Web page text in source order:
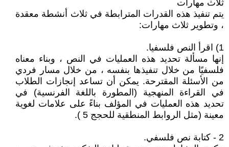
ثلاث مهارات
يتم تنفيذ هذه القدرات المترابطة في ثلاث أنشطة معقدة
، وتطوير ثلاث مهارات:
1) اقرأ النص فلسفيا.
إنها مسألة تحديد هذه العمليات في النص ، وبناء معناه
فلسفيًا من خلال تنفيذها بنفسه ، من خلال مسار فردي
من الأسئلة المقترحة. يمكن أن تساعد إنجازات الطلاب
في القراءة المنهجية (المطورة باللغة الفرنسية) في
تحديد هذه العمليات في المؤلف بناءً على علامات لغوية
معينة (مثل الروابط المنطقية للحجج 5 ).
2 - كتابة نص فلسفي.